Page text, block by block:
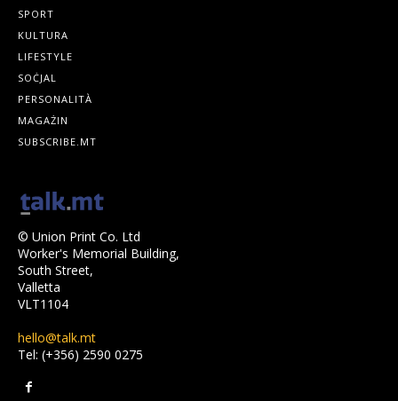
SPORT
KULTURA
LIFESTYLE
SOĊJAL
PERSONALITÀ
MAGAŻIN
SUBSCRIBE.MT
© Union Print Co. Ltd
Worker's Memorial Building,
South Street,
Valletta
VLT1104
hello@talk.mt
Tel: (+356) 2590 0275